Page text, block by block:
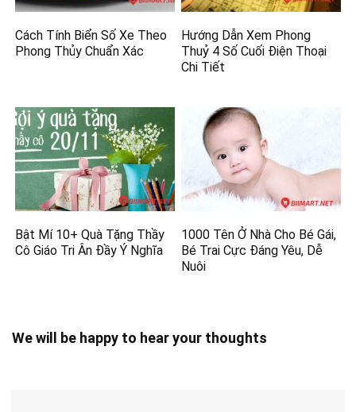
Cách Tính Biển Số Xe Theo
Phong Thủy Chuẩn Xác
Hướng Dẫn Xem Phong
Thuỷ 4 Số Cuối Điện Thoại
Chi Tiết
Bật Mí 10+ Quà Tặng Thầy
Cô Giáo Tri Ân Đầy Ý Nghĩa
1000 Tên Ở Nhà Cho Bé Gái,
Bé Trai Cực Đáng Yêu, Dễ
Nuôi
We will be happy to hear your thoughts